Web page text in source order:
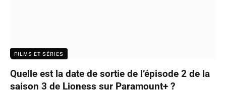
FILMS ET SÉRIES
Quelle est la date de sortie de l’épisode 2 de la
saison 3 de Lioness sur Paramount+ ?